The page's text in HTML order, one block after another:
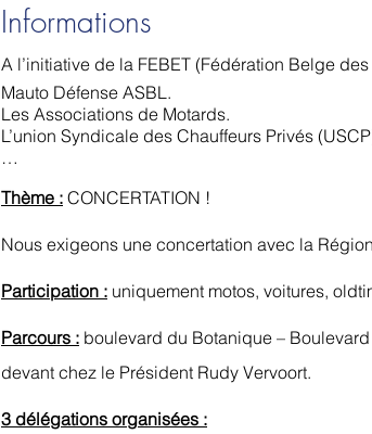
Informations
A l’initiative de la FEBET (Fédération Belge
Mauto Défense ASBL.
Les Associations de Motards.
L’union Syndicale des Chauffeurs Privés
…
Thème : CONCERTATION !
Nous exigeons une concertation avec la
Participation : uniquement motos, voitures,
Parcours : boulevard du Botanique –
devant chez le Président Rudy Vervoort.
3 délégations organisées :